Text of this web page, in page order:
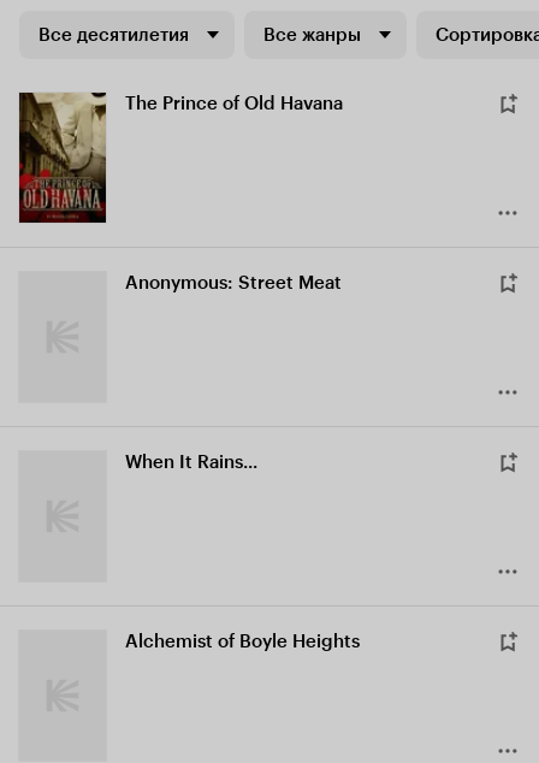
Все десятилетия Все жанры
The Prince of Old Havana
Anonymous: Street Meat
When It Rains...
Alchemist of Boyle Heights